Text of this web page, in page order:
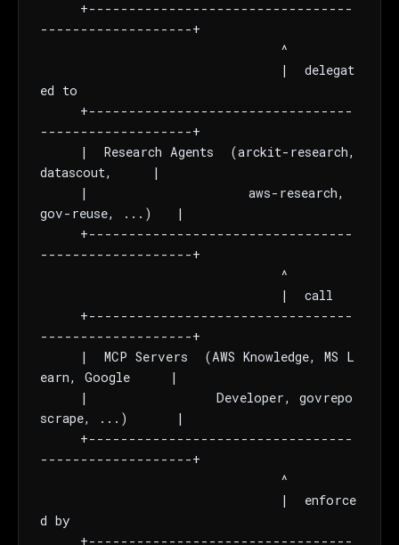
-------------------+
ed to
-------------------+
datascout,     |
gov-reuse, ...)   |
-------------------+
-------------------+
earn, Google     |
scrape, ...)      |
-------------------+
d by